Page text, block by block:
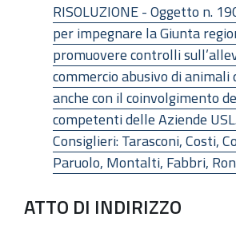
RISOLUZIONE - Oggetto n.
per impegnare la Giunta
promuovere controlli
commercio abusivo di
anche con il coinvolgimento
competenti delle Aziende
Consiglieri: Tarasconi, Costi,
Paruolo, Montalti, Fabbri,
ATTO DI INDIRIZZO